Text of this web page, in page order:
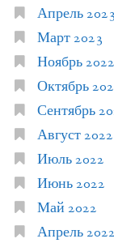
Апрель 2023
Март 2023
Ноябрь 2022
Октябрь
Сентябрь
Август 2022
Июль 2022
Июнь 2022
Май 2022
Апрель 2022